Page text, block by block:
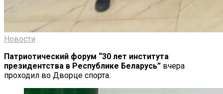
Новости
Патриотический форум “30 лет института
президентства в Республике Беларусь” вчера
проходил во Дворце спорта.